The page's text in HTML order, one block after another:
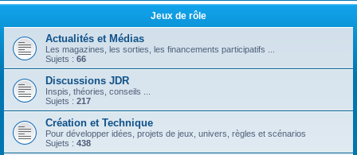
Jeux de rôle
Actualités et Médias
Les magazines, les sorties, les financements participatifs ...
Sujets : 66
Discussions JDR
Inspis, théories, conseils ...
Sujets : 217
Création et Technique
Pour développer idées, projets de jeux, univers, règles et scénarios
Sujets : 438